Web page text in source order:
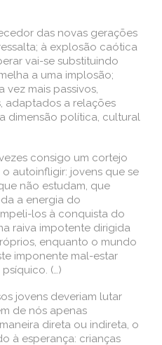
das novas gerações
à explosão caótica
vai-se substituindo
a uma implosão;
vez mais passivos,
adaptados a relações
dimensão política, cultural
consigo um cortejo
autoinfligir: jovens que se
não estudam, que
a energia do
los à conquista do
raiva impotente dirigida
enquanto o mundo
imponente mal-estar
(…)
jovens deveriam lutar
de nós apenas
direta ou indireta, o
à esperança: crianças